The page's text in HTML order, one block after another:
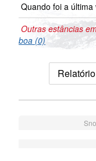
Quando foi a
Outras estâncias
boa (0)